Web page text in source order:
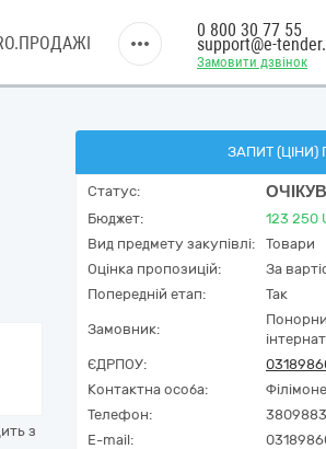
Замовити дзвінок
0 800 30 77 55
support@e-
з
ЗАПИТ (ЦІНИ)
Статус:
Бюджет: 123 250
Вид предмету закупівлі:
Товари
Оцінка пропозицій:
За
Попередній етап:
Так
Замовник:
інтернат
ЄДРПОУ:
Контактна особа:
Телефон:
E-mail: